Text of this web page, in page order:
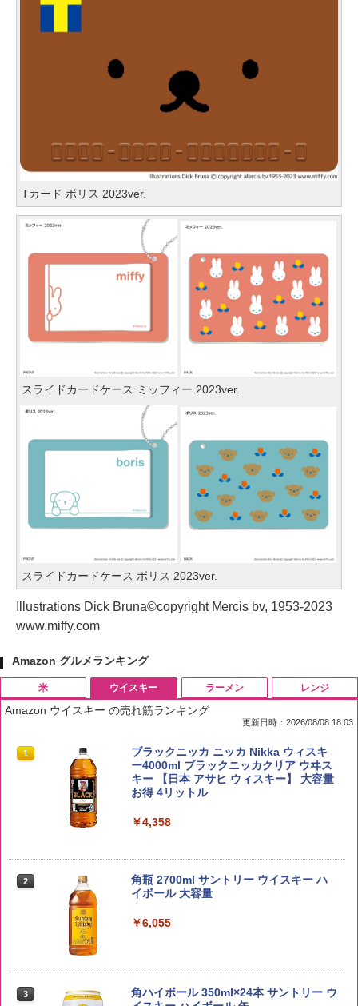
Tカード ボリス 2023ver.
スライドカードケース ミッフィー 2023ver.
スライドカードケース ボリス 2023ver.
Illustrations Dick Bruna©copyright Mercis bv, 1953-2023
www.miffy.com
Amazon グルメランキング
米
1 by Amazon 国産ブレンド米 精米 5kg
￥2,650
kg 業務用 お米マイスターブレンド
5kg 長野県産 令和7年産
ウイスキー
Amazon ウイスキー の売れ筋ランキング
更新日時：2026/08/08 18:03
1
ブラックニッカ ニッカ Nikka ウィスキ
ー4000ml ブラックニッカクリア ウヰス
キー 【日本 アサヒ ウィスキー】 大容量
お得 4リットル
￥4,358
2
角瓶 2700ml サントリー ウイスキー ハ
イボール 大容量
￥6,055
3
角ハイボール 350ml×24本 サントリー ウ
ラーメン レンジ